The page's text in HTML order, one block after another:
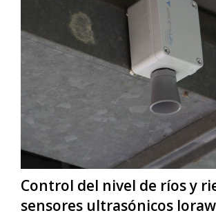
Control del nivel de ríos y
sensores ultrasónicos